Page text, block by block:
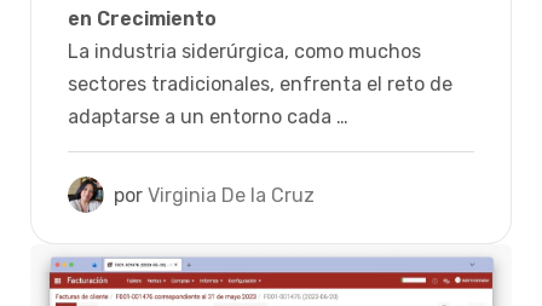
en Crecimiento
La industria siderúrgica, como muchos
sectores tradicionales, enfrenta el reto de
adaptarse a un entorno cada …
por Virginia De la Cruz